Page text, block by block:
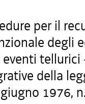
per il
degli
tellurici
della
1976,